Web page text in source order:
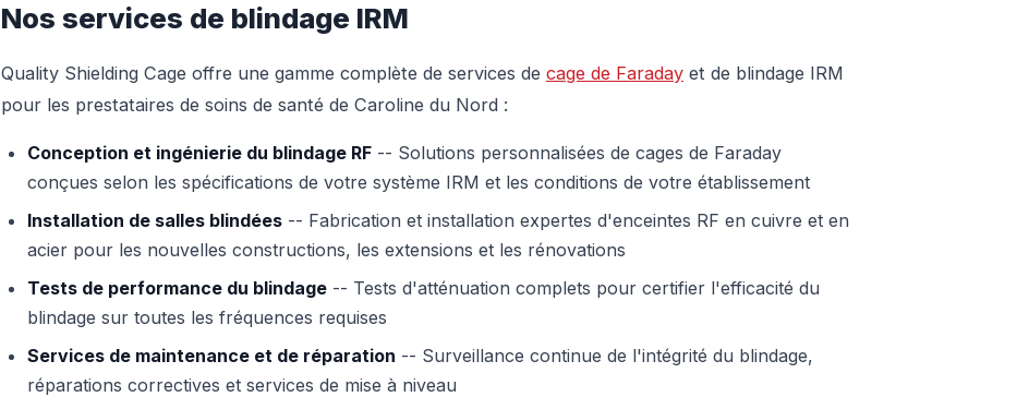
Nos services de blindage IRM
Quality Shielding Cage offre une gamme complète de services de cage de Faraday et de blindage IRM
pour les prestataires de soins de santé de Caroline du Nord :
Conception et ingénierie du blindage RF -- Solutions personnalisées de cages de Faraday
conçues selon les spécifications de votre système IRM et les conditions de votre établissement
Installation de salles blindées -- Fabrication et installation expertes d'enceintes RF en cuivre et en
acier pour les nouvelles constructions, les extensions et les rénovations
Tests de performance du blindage -- Tests d'atténuation complets pour certifier l'efficacité du
blindage sur toutes les fréquences requises
Services de maintenance et de réparation -- Surveillance continue de l'intégrité du blindage,
réparations correctives et services de mise à niveau